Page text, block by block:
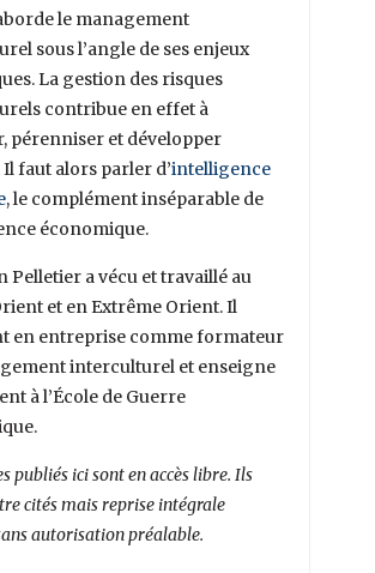
le management
sous l’angle de ses enjeux
La gestion des risques
contribue en effet à
pérenniser et développer
Il faut alors parler d’intelligence
, le complément inséparable de
économique.
Pelletier a vécu et travaillé au
et en Extrême Orient. Il
en entreprise comme formateur
interculturel et enseigne
à l’École de Guerre
publiés ici sont en accès libre. Ils
cités mais reprise intégrale
autorisation préalable.